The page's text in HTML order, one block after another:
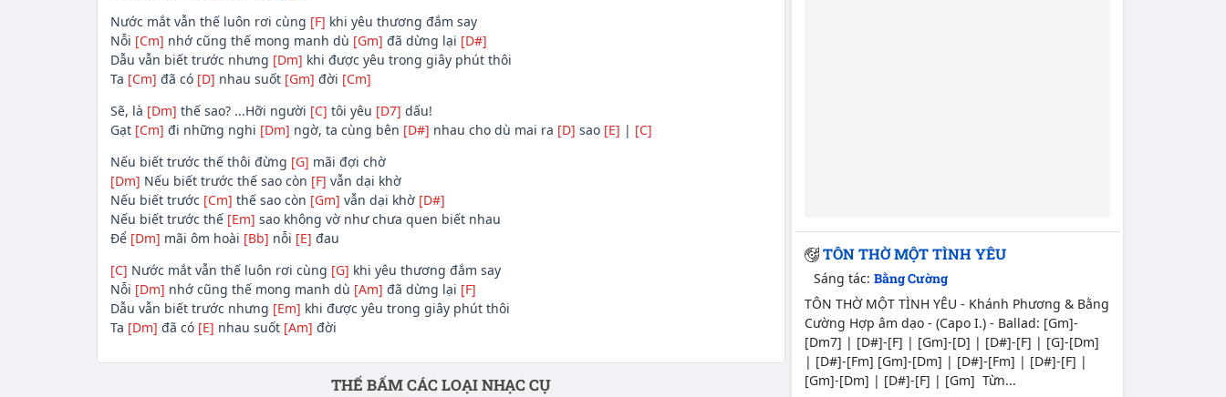
Nước mắt vẫn thế luôn rơi cùng [F] khi yêu thương đắm say
Nỗi [Cm] nhớ cũng thế mong manh dù [Gm] đã dừng lại [D#]
Dẫu vẫn biết trước nhưng [Dm] khi được yêu trong giây phút thôi
Ta [Cm] đã có [D] nhau suốt [Gm] đời [Cm]
Sẽ, là [Dm] thế sao? ...Hỡi người [C] tôi yêu [D7] dấu!
Gạt [Cm] đi những nghi [Dm] ngờ, ta cùng bên [D#] nhau cho dù mai ra [D] sao [E] | [C]
Nếu biết trước thế thôi đừng [G] mãi đợi chờ
[Dm] Nếu biết trước thế sao còn [F] vẫn dại khờ
Nếu biết trước [Cm] thế sao còn [Gm] vẫn dại khờ [D#]
Nếu biết trước thế [Em] sao không vờ như chưa quen biết nhau
Để [Dm] mãi ôm hoài [Bb] nỗi [E] đau
[C] Nước mắt vẫn thế luôn rơi cùng [G] khi yêu thương đắm say
Nỗi [Dm] nhớ cũng thế mong manh dù [Am] đã dừng lại [F]
Dẫu vẫn biết trước nhưng [Em] khi được yêu trong giây phút thôi
Ta [Dm] đã có [E] nhau suốt [Am] đời
THẾ BẤM CÁC LOẠI NHẠC CỤ
TÔN THỜ MỘT TÌNH YÊU
Sáng tác:Bằng Cường
TÔN THỜ MỘT TÌNH YÊU - Khánh Phương & Bằng
Cường Hợp âm dạo - (Capo I.) - Ballad: [Gm]-
[Dm7] | [D#]-[F] | [Gm]-[D] | [D#]-[F] | [G]-[Dm]
| [D#]-[Fm] [Gm]-[Dm] | [D#]-[Fm] | [D#]-[F] |
[Gm]-[Dm] | [D#]-[F] | [Gm] Từn...